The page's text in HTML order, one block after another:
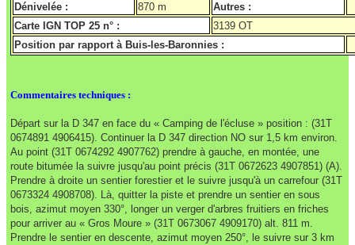
Dénivelée :
870 m
Autres :
Carte IGN TOP 25 n° :
3139 OT
Position par rapport à Buis-les-Baronnies :
Commentaires techniques :
Départ sur la D 347 en face du « Camping de l'écluse » position : (31T
0674891 4906415). Continuer la D 347 direction NO sur 1,5 km environ.
Au point (31T 0674292 4907762) prendre à gauche, en montée, une
route bitumée la suivre jusqu'au point précis (31T 0672623 4907851) (A).
Prendre à droite un sentier forestier et le suivre jusqu'à un carrefour (31T
0673324 4908708). Là, quitter la piste et prendre un sentier en sous
bois, azimut moyen 330°, longer un verger d'arbres fruitiers en friches
pour arriver au « Gros Moure » (31T 0673067 4909170) alt. 811 m.
Prendre le sentier en descente, azimut moyen 250°, le suivre sur 3 km